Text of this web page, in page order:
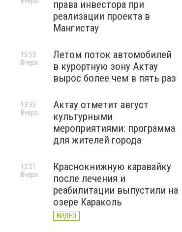
права инвестора при
реализации проекта в
Мангистау
Летом поток автомобилей
в курортную зону Актау
вырос более чем в пять раз
15:53
Вчера
Актау отметит август
культурными
мероприятиями: программа
для жителей города
13:35
Вчера
Краснокнижную каравайку
после лечения и
реабилитации выпустили на
озере Караколь
ВИДЕО
12:21
Вчера